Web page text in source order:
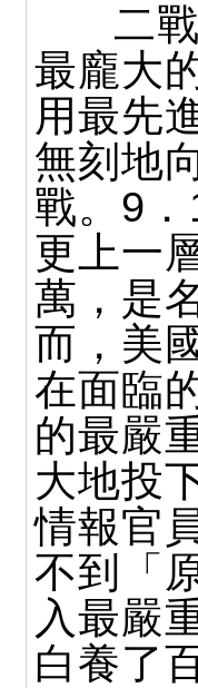
二戰
最龐大
用最先
無刻地
戰。9
更上一
萬，是
而，美
在面臨
的最嚴
大地投
情報官
不到「
入最嚴
白養了